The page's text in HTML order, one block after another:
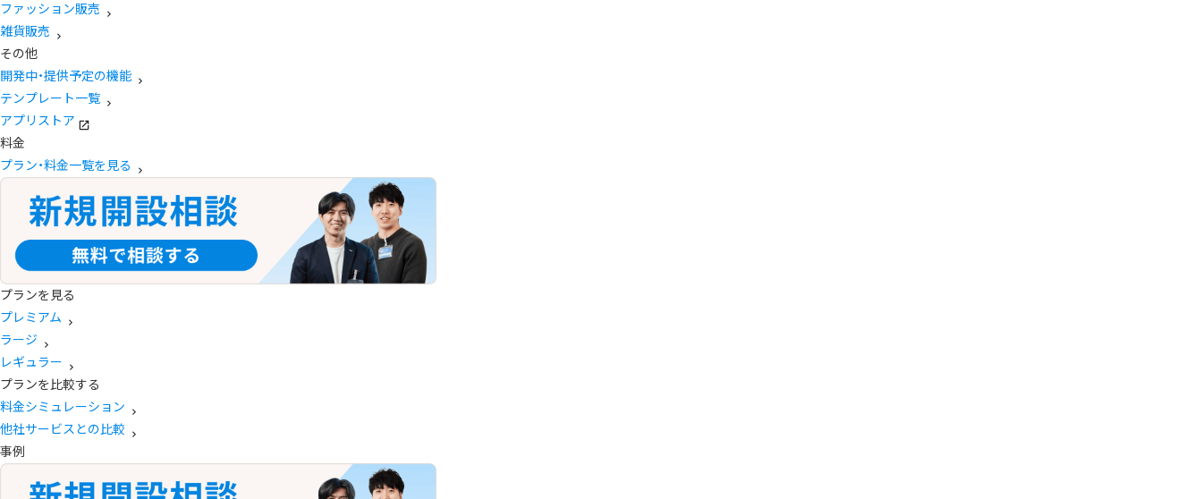
ファッション販売
雑貨販売
その他
開発中・提供予定の機能
テンプレート一覧
アプリストア
料金
プラン・料金一覧を見る
プランを見る
プレミアム
ラージ
レギュラー
プランを比較する
料金シミュレーション
他社サービスとの比較
事例